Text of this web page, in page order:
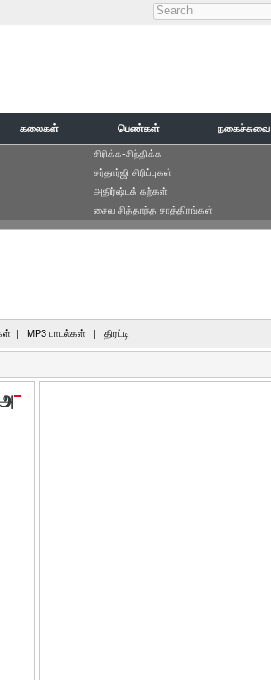
Search form
கலைகள் பெண்கள் நகைச்சுவை
சிரிக்க-சிந்திக்க
சர்தார்ஜி சிரிப்புகள்
அதிர்ஷ்டக் கற்கள்
சைவ சித்தாந்த சாத்திரங்கள்
| MP3 பாடல்கள் | திரட்டி